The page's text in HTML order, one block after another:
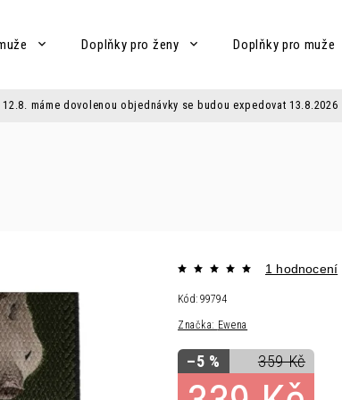
Doplňky pro ženy Doplňky pro muže
máme dovolenou objednávky se budou expedovat 13.8.2026
Značka: Ewena
1 hodnocení
359 Kč
–5 %
Kód: 99794